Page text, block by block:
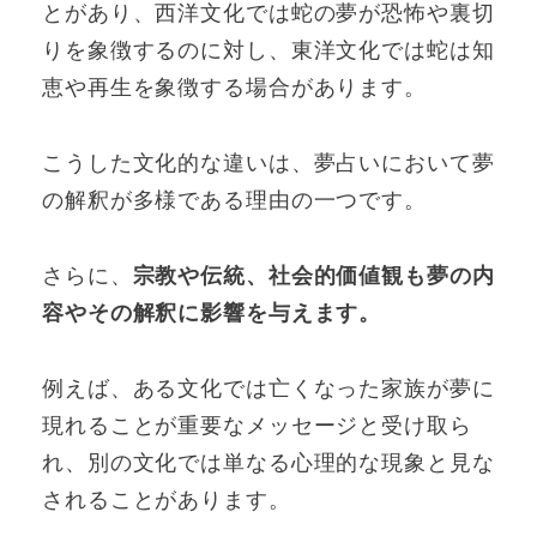
とがあり、西洋文化では蛇の夢が恐怖や裏切
りを象徴するのに対し、東洋文化では蛇は知
恵や再生を象徴する場合があります。
こうした文化的な違いは、夢占いにおいて夢
の解釈が多様である理由の一つです。
さらに、 宗教や伝統、社会的価値観も夢の内
容やその解釈に影響を与えます。
例えば、ある文化では亡くなった家族が夢に
現れることが重要なメッセージと受け取ら
れ、別の文化では単なる心理的な現象と見な
されることがあります。